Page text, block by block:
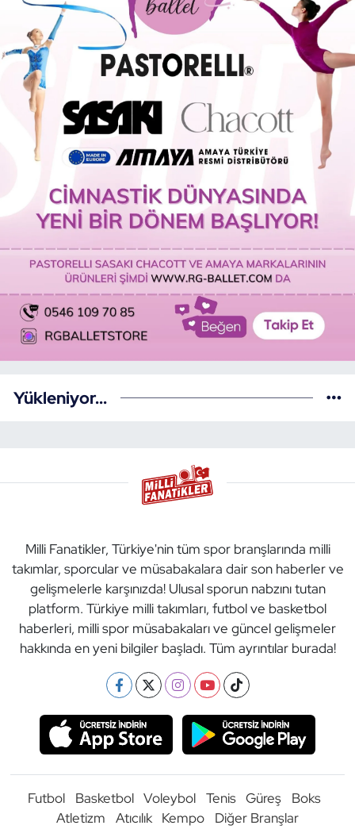
Yükleniyor...
Milli Fanatikler, Türkiye'nin tüm spor branşlarında milli
takımlar, sporcular ve müsabakalara dair son haberler ve
gelişmelerle karşınızda! Ulusal sporun nabzını tutan
platform. Türkiye milli takımları, futbol ve basketbol
haberleri, milli spor müsabakaları ve güncel gelişmeler
hakkında en yeni bilgiler başladı. Tüm ayrıntılar burada!
Futbol Basketbol Voleybol Tenis Güreş
Boks
Atletizm
Atıcılık Kempo Diğer Branşlar